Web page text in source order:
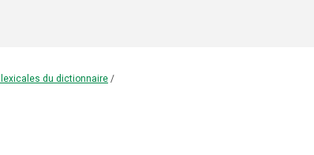
du dictionnaire /